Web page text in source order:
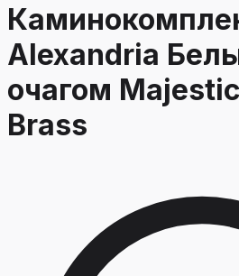
Alexandria
очагом
Brass